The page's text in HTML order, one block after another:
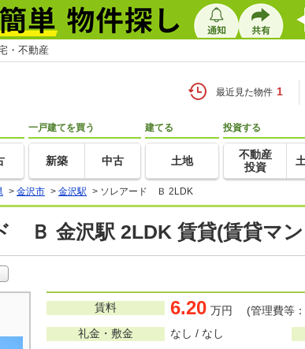
・不動産
最近見た物件 1
一戸建てを買う
新築 中古
建てる
土地
投資する
不動産
投資
> 金沢市 > 金沢駅 > ソレアード Ｂ 2LDK
Ｂ 金沢駅 2LDK 賃貸(賃貸マ
賃料 6.20 万円 (管理費等
礼金・敷金
なし / なし